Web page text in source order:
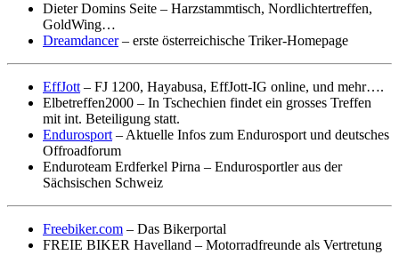
Dieter Domins Seite – Harzstammtisch, Nordlichtertreffen,
GoldWing…
Dreamdancer– erste österreichische Triker-Homepage
EffJott – FJ 1200, Hayabusa, EffJott-IG online, und mehr….
Elbetreffen2000 – In Tschechien findet ein grosses Treffen
mit int. Beteiligung statt.
Endurosport – Aktuelle Infos zum Endurosport und deutsches
Offroadforum
Enduroteam Erdferkel Pirna – Endurosportler aus der
Sächsischen Schweiz
Freebiker.com – Das Bikerportal
FREIE BIKER Havelland – Motorradfreunde als Vertretung